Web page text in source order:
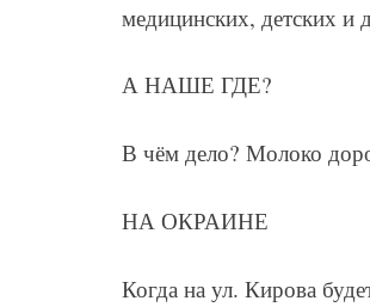
медицинских, детских и
А НАШЕ ГДЕ?
В чём дело? Молоко
НА ОКРАИНЕ
Когда на ул. Кирова